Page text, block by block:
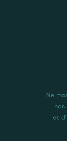
Ne
nos
et